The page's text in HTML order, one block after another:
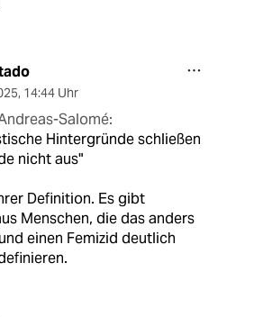
, 14:44 Uhr
Salomé:
Hintergründe schließen
nicht aus"
Definition. Es gibt
Menschen, die das anders
einen Femizid deutlich